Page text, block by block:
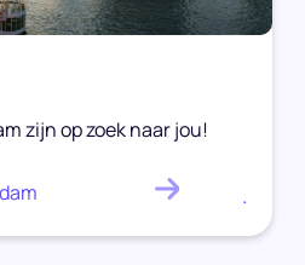
zijn op zoek naar jou!
.